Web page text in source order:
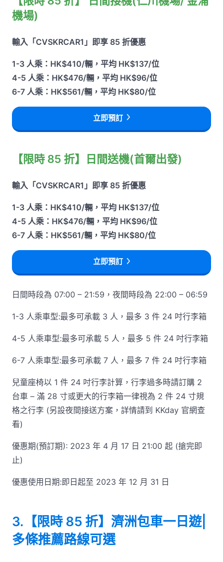
機場)
輸入「CVSKRCAR1」即享 85 折優惠
1-3 人乘：HK$410/輛，平均 HK$137/位
4-5 人乘：HK$476/輛，平均 HK$96/位
6-7 人乘：HK$561/輛，平均 HK$80/位
立即預訂
【限時 85 折】日間送機(首爾出發)
輸入「CVSKRCAR1」即享 85 折優惠
1-3 人乘：HK$410/輛，平均 HK$137/位
4-5 人乘：HK$476/輛，平均 HK$96/位
6-7 人乘：HK$561/輛，平均 HK$80/位
立即預訂
日間時段為 07:00 – 21:59，夜間時段為 22:00 – 06:59
1-3 人乘車型:最多可承載 3 人，最多 3 件 24 吋行李箱
4-5 人乘車型:最多可承載 5 人，最多 5 件 24 吋行李箱
6-7 人乘車型:最多可承載 7 人，最多 7 件 24 吋行李箱
兒童座椅以 1 件 24 吋行李計算，行李過多時請訂購 2
台車 – 滿 28 寸或更大的行李箱一律視為 2 件 24 寸規
格之行李 (另設夜間接送方案，詳情請到 KKday 官網查
看)
優惠期(預訂期): 2023 年 4 月 17 日 21:00 起 (搶完即
止)
優惠使用日期:即日起至 2023 年 12 月 31 日
3.【限時 85 折】濟洲包車一日遊|
多條推薦路線可選